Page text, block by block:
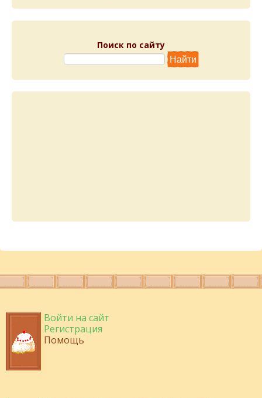
Поиск по сайту
Войти на сайт
Регистрация
Помощь